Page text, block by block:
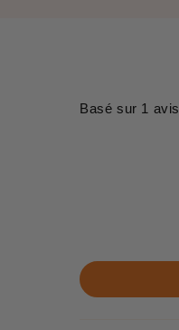
Basé sur 1 avis